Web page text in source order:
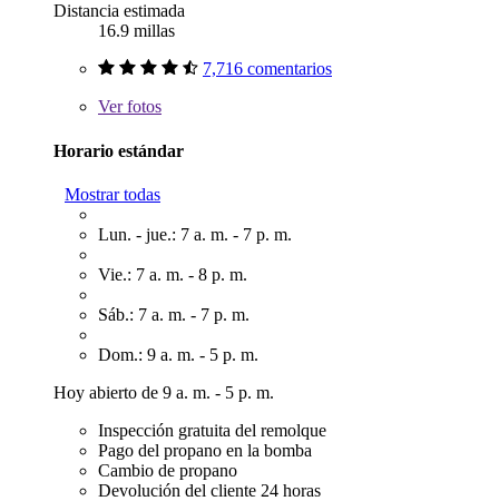
Distancia estimada
16.9 millas
7,716 comentarios
Verfotos
Horario estándar
Mostrar todas
Lun. - jue.: 7 a. m. - 7 p. m.
Vie.: 7 a. m. - 8 p. m.
Sáb.: 7 a. m. - 7 p. m.
Dom.: 9 a. m. - 5 p. m.
Hoy abierto de 9 a. m. - 5 p. m.
Inspección gratuita del remolque
Pago del propano en la bomba
Cambio de propano
Devolución del cliente 24 horas